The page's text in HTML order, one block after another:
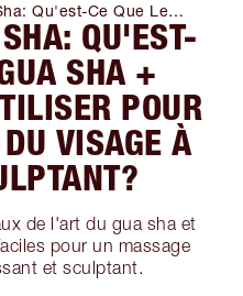
Qu'est-Ce Que Le
L'utiliser Pour Un
à Effet Sculptant?
QU'EST-
SHA +
POUR
VISAGE À
de l'art du gua sha et
pour un massage
et sculptant.